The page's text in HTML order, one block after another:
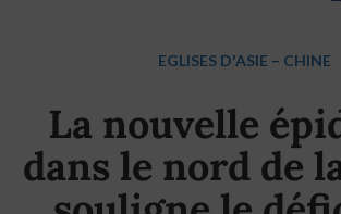
EGLISES D'ASIE – CHINE
La nouvelle
dans le nord de